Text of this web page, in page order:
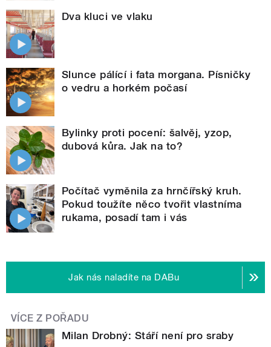
Dva kluci ve vlaku
Slunce pálící i fata morgana. Písničky
o vedru a horkém počasí
Bylinky proti pocení: šalvěj, yzop,
dubová kůra. Jak na to?
Počítač vyměnila za hrnčířský kruh.
Pokud toužíte něco tvořit vlastníma
rukama, posadí tam i vás
Jak nás naladíte na DABu
VÍCE Z POŘADU
Milan Drobný: Stáří není pro sraby